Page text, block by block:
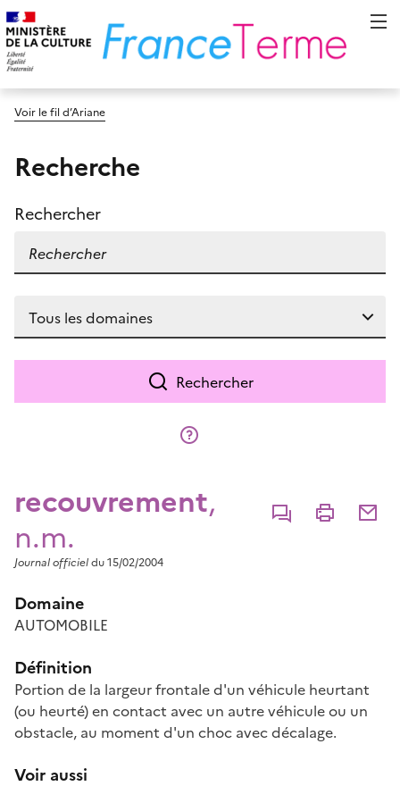
Voir le fil d’Ariane
Recherche
Rechercher
Rechercher
recouvrement,
n.m.
CommenterImprimer
Journal officieldu 15/02/2004
Domaine
AUTOMOBILE
Définition
Portion de la largeur frontale d'un véhicule heurtant
(ou heurté) en contact avec un autre véhicule ou un
obstacle, au moment d'un choc avec décalage.
Voir aussi